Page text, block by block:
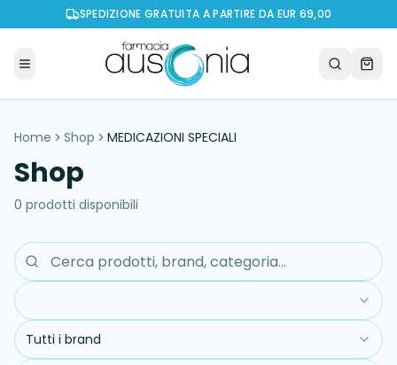
SPEDIZIONE GRATUITA A PARTIRE DA EUR 69,00
Home Shop MEDICAZIONI SPECIALI
Shop
0 prodotti disponibili
Tutti i brand